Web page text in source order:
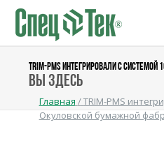
TRIM-PMS ИНТЕГРИРОВАЛИ С
Вы здесь
Главная /TRIM-PMS
Окуловской бумажной